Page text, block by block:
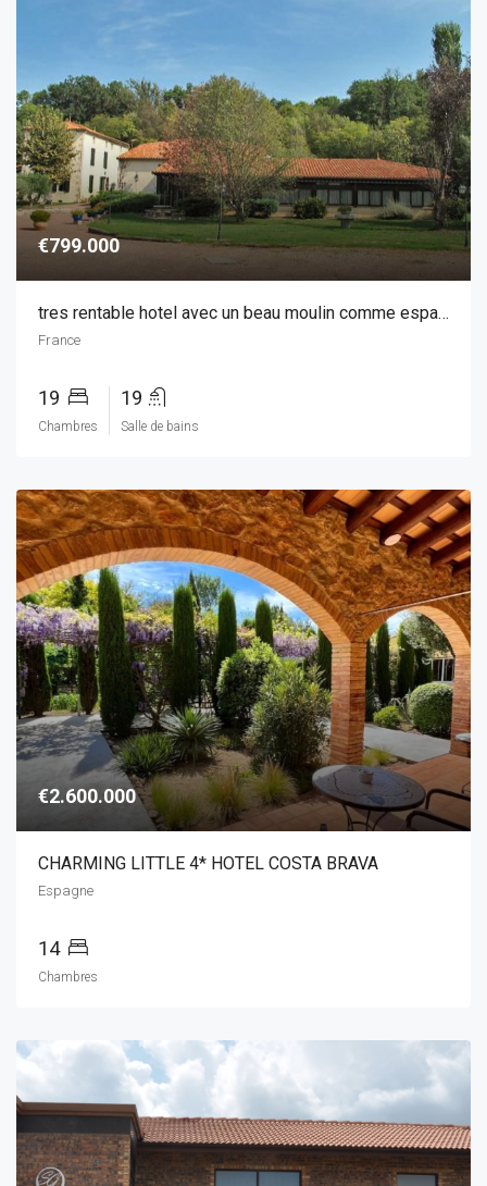
€799.000
tres rentable hotel avec un beau moulin comme espace de vie
France
19
Chambres
19
Salle de bains
€2.600.000
CHARMING LITTLE 4* HOTEL COSTA BRAVA
Espagne
14
Chambres